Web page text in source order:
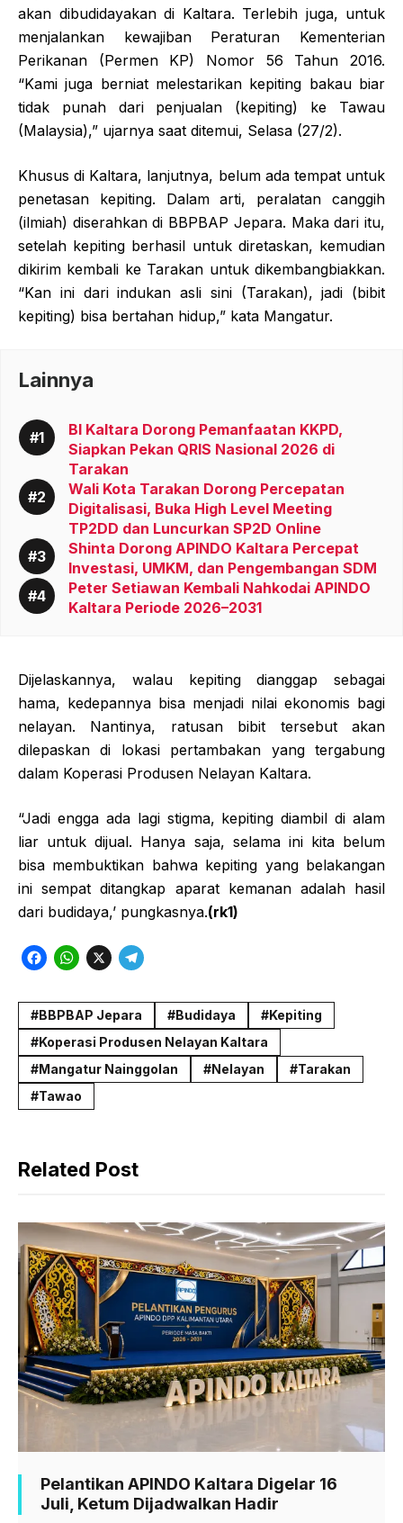
akan dibudidayakan di Kaltara. Terlebih juga, untuk
menjalankan kewajiban Peraturan Kementerian
Perikanan (Permen KP) Nomor 56 Tahun 2016.
“Kami juga berniat melestarikan kepiting bakau biar
tidak punah dari penjualan (kepiting) ke Tawau
(Malaysia),” ujarnya saat ditemui, Selasa (27/2).
Khusus di Kaltara, lanjutnya, belum ada tempat untuk
penetasan kepiting. Dalam arti, peralatan canggih
(ilmiah) diserahkan di BBPBAP Jepara. Maka dari itu,
setelah kepiting berhasil untuk diretaskan, kemudian
dikirim kembali ke Tarakan untuk dikembangbiakkan.
“Kan ini dari indukan asli sini (Tarakan), jadi (bibit
kepiting) bisa bertahan hidup,” kata Mangatur.
Lainnya
BI Kaltara Dorong Pemanfaatan KKPD,
Siapkan Pekan QRIS Nasional 2026 di
Tarakan
Wali Kota Tarakan Dorong Percepatan
Digitalisasi, Buka High Level Meeting
TP2DD dan Luncurkan SP2D Online
Shinta Dorong APINDO Kaltara Percepat
Investasi, UMKM, dan Pengembangan SDM
Peter Setiawan Kembali Nahkodai APINDO
Kaltara Periode 2026–2031
Dijelaskannya, walau kepiting dianggap sebagai
hama, kedepannya bisa menjadi nilai ekonomis bagi
nelayan. Nantinya, ratusan bibit tersebut akan
dilepaskan di lokasi pertambakan yang tergabung
dalam Koperasi Produsen Nelayan Kaltara.
“Jadi engga ada lagi stigma, kepiting diambil di alam
liar untuk dijual. Hanya saja, selama ini kita belum
bisa membuktikan bahwa kepiting yang belakangan
ini sempat ditangkap aparat kemanan adalah hasil
dari budidaya,’ pungkasnya.(rk1)
F
c
e
b
o
o
W
a
t
s
A
p
X
T
l
e
g
r
BBPBAP Jepara Budidaya
Kepiting
Koperasi Produsen Nelayan Kaltara
Mangatur Nainggolan
Nelayan
Tarakan
Tawao
Related Post
Pelantikan APINDO Kaltara Digelar 16
Juli, Ketum Dijadwalkan Hadir